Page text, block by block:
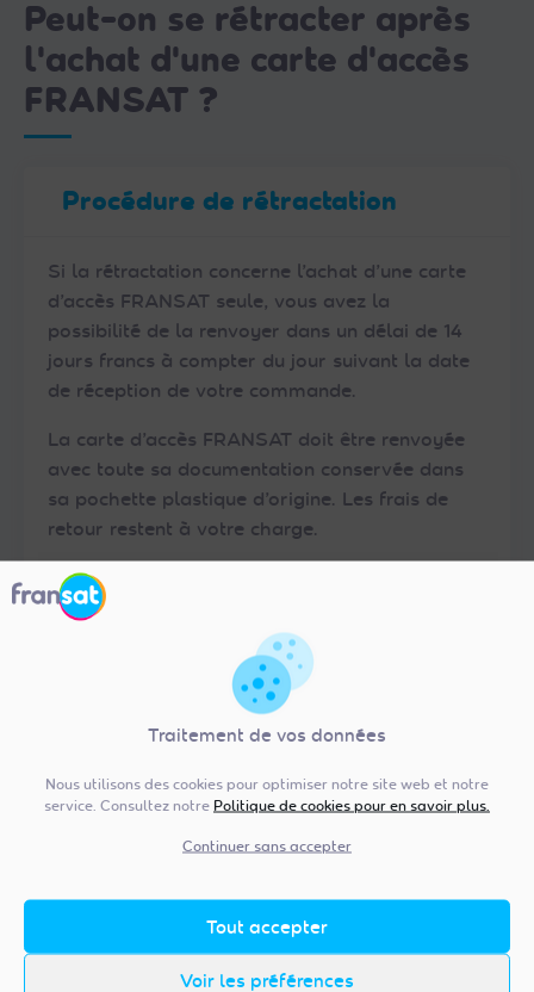
Traitement de vos données
Nous utilisons des cookies pour optimiser notre site web et notre
service. Consultez notre Politique de cookies pour en savoir plus.
Continuer sans accepter
Tout accepter
Voir les préférences
Peut-on se rétracter après
l'achat d'une carte d'accès
FRANSAT ?
Procédure de rétractation
Si la rétractation concerne l’achat d’une carte
d’accès FRANSAT seule, vous avez la
possibilité de la renvoyer dans un délai de 14
jours francs à compter du jour suivant la date
de réception de votre commande.
La carte d’accès FRANSAT doit être renvoyée
avec toute sa documentation conservée dans
sa pochette plastique d’origine. Les frais de
retour restent à votre charge.
Pour exercer votre droit de rétractation, nous
vous invitons à vous rendre dans votre
en ligne, rubrique
« Je me rétracte »
l’équipement que vous souhaitez renvoyer.
Laissez-vous guider en suivant les étapes qui
conditions pour exercer votre droit de